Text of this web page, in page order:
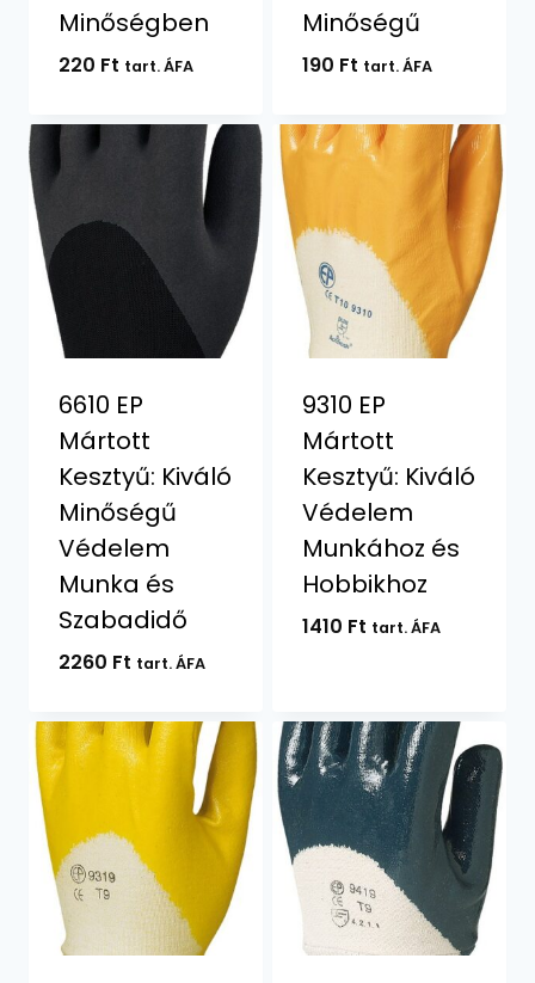
Minőségben
220 Ft tart. ÁFA
Minőségű
190 Ft tart. ÁFA
6610 EP
Mártott
Kesztyű: Kiváló
Minőségű
Védelem
Munka és
Szabadidő
2260 Ft tart. ÁFA
9310 EP
Mártott
Kesztyű: Kiváló
Védelem
Munkához és
Hobbikhoz
1410 Ft tart. ÁFA